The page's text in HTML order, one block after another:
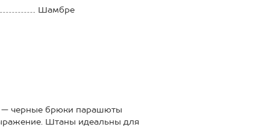
полиэстер, 10%
Шамбре
— черные брюки парашюты
Штаны идеальны для